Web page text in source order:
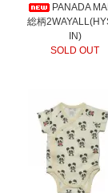
PANADA
総柄
IN)
SOLD OUT